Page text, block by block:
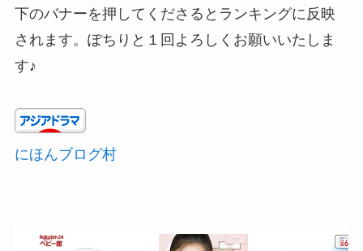
下のバナーを押してくださるとランキングに反映
されます。ぽちりと１回よろしくお願いいたしま
す♪
にほんブログ村